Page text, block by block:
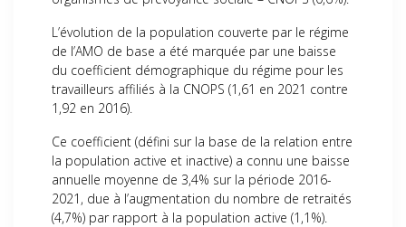
L’évolution de la population couverte par le régime
de l’AMO de base a été marquée par une baisse
du coefficient démographique du régime pour les
travailleurs affiliés à la CNOPS (1,61 en 2021 contre
1,92 en 2016).
Ce coefficient (défini sur la base de la relation entre
la population active et inactive) a connu une baisse
annuelle moyenne de 3,4% sur la période 2016-
2021, due à l’augmentation du nombre de retraités
(4,7%) par rapport à la population active (1,1%).